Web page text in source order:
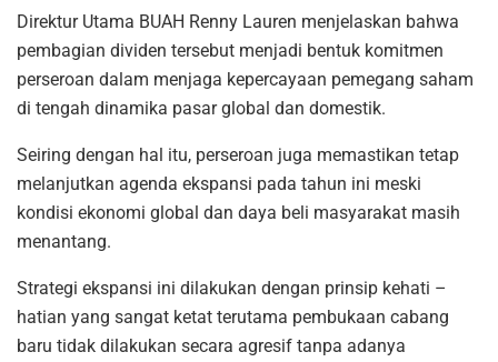
Direktur Utama BUAH Renny Lauren menjelaskan bahwa
pembagian dividen tersebut menjadi bentuk komitmen
perseroan dalam menjaga kepercayaan pemegang saham
di tengah dinamika pasar global dan domestik.
Seiring dengan hal itu, perseroan juga memastikan tetap
melanjutkan agenda ekspansi pada tahun ini meski
kondisi ekonomi global dan daya beli masyarakat masih
menantang.
Strategi ekspansi ini dilakukan dengan prinsip kehati –
hatian yang sangat ketat terutama pembukaan cabang
baru tidak dilakukan secara agresif tanpa adanya